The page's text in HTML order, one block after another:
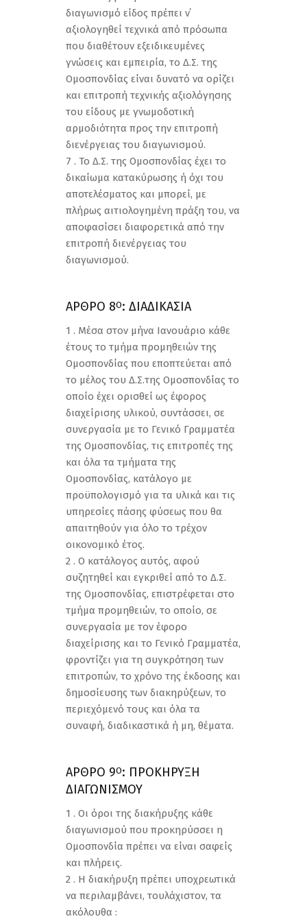
διαγωνισμό είδος πρέπει ν΄
αξιολογηθεί τεχνικά από πρόσωπα
που διαθέτουν εξειδικευμένες
γνώσεις και εμπειρία, το Δ.Σ. της
Ομοσπονδίας είναι δυνατό να ορίζει
και επιτροπή τεχνικής αξιολόγησης
του είδους με γνωμοδοτική
αρμοδιότητα προς την επιτροπή
διενέργειας του διαγωνισμού.
7 . Το Δ.Σ. της Ομοσπονδίας έχει το
δικαίωμα κατακύρωσης ή όχι του
αποτελέσματος και μπορεί, με
πλήρως αιτιολογημένη πράξη του, να
αποφασίσει διαφορετικά από την
επιτροπή διενέργειας του
διαγωνισμού.
ΑΡΘΡΟ 8Ο: ΔΙΑΔΙΚΑΣΙΑ
1 . Μέσα στον μήνα Ιανουάριο κάθε
έτους το τμήμα προμηθειών της
Ομοσπονδίας που εποπτεύεται από
το μέλος του Δ.Σ.της Ομοσπονδίας το
οποίο έχει ορισθεί ως έφορος
διαχείρισης υλικού, συντάσσει, σε
συνεργασία με το Γενικό Γραμματέα
της Ομοσπονδίας, τις επιτροπές της
και όλα τα τμήματα της
Ομοσπονδίας, κατάλογο με
προϋπολογισμό για τα υλικά και τις
υπηρεσίες πάσης φύσεως που θα
απαιτηθούν για όλο το τρέχον
οικονομικό έτος.
2 . Ο κατάλογος αυτός, αφού
συζητηθεί και εγκριθεί από το Δ.Σ.
της Ομοσπονδίας, επιστρέφεται στο
τμήμα προμηθειών, το οποίο, σε
συνεργασία με τον έφορο
διαχείρισης και το Γενικό Γραμματέα,
φροντίζει για τη συγκρότηση των
επιτροπών, το χρόνο της έκδοσης και
δημοσίευσης των διακηρύξεων, το
περιεχόμενό τους και όλα τα
συναφή, διαδικαστικά ή μη, θέματα.
ΑΡΘΡΟ 9Ο: ΠΡΟΚΗΡΥΞΗ
ΔΙΑΓΩΝΙΣΜΟΥ
1 . Οι όροι της διακήρυξης κάθε
διαγωνισμού που προκηρύσσει η
Ομοσπονδία πρέπει να είναι σαφείς
και πλήρεις.
2 . Η διακήρυξη πρέπει υποχρεωτικά
να περιλαμβάνει, τουλάχιστον, τα
ακόλουθα :